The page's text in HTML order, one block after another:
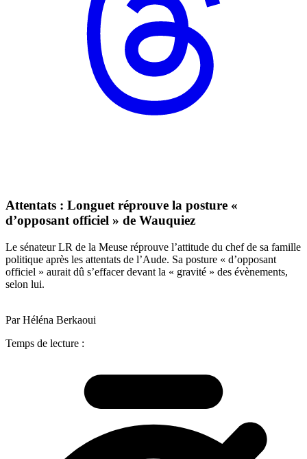
Attentats : Longuet réprouve la posture «
d’opposant officiel » de Wauquiez
Le sénateur LR de la Meuse réprouve l’attitude du chef de sa famille
politique après les attentats de l’Aude. Sa posture « d’opposant
officiel » aurait dû s’effacer devant la « gravité » des évènements,
selon lui.
Par Héléna Berkaoui
Temps de lecture :